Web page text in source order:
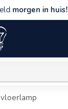
morgen in huis!
vloerlamp